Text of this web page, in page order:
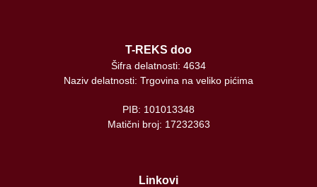
T-REKS doo
Šifra delatnosti: 4634
Naziv delatnosti: Trgovina na veliko pićima
PIB: 101013348
Matični broj: 17232363
Linkovi